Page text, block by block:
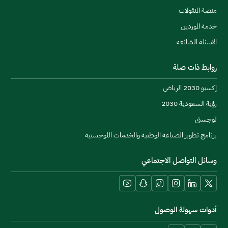
منصة المنقولات
خدمة الموردين
الاسئلة الشائعة
روابط ذات صلة
إكسبو 2030 الرياض
رؤية السعودية 2030
لوجستي
برنامج تطوير الصناعة الوطنية والخدمات اللوجستية
وسائل التواصل الاجتماعي
X platform
LinkedIn
Instagram
TikTok
Snapchat
YouTube
أدوات سهولة الوصول